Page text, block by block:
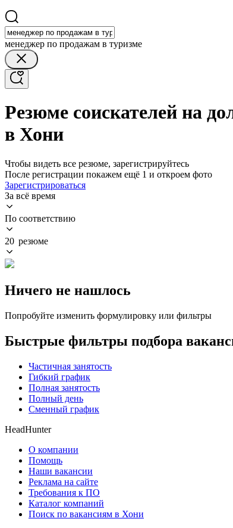
менеджер по продажам в туризме
Резюме соискателей на
в Хони
Чтобы видеть все резюме, зарегистрируйтесь
После регистрации покажем ещё 1 и откроем фото
Зарегистрироваться
За всё время
По соответствию
20 резюме
Ничего не нашлось
Попробуйте изменить формулировку или фильтры
Быстрые фильтры подбора
Частичная занятость
Гибкий график
Полная занятость
Полный день
Сменный график
HeadHunter
О компании
Помощь
Наши вакансии
Реклама на сайте
Требования к ПО
Каталог компаний
Поиск по вакансиям в Хони